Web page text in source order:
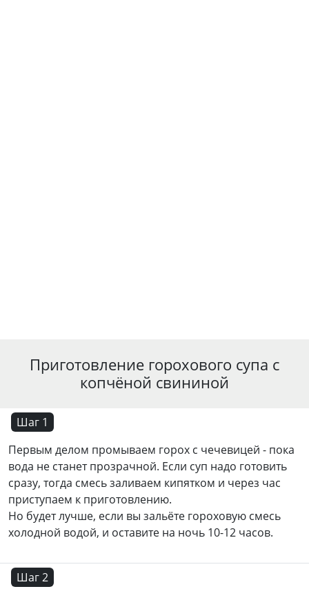
Приготовление горохового супа с
копчёной свининой
Шаг 1
Первым делом промываем горох с чечевицей - пока
вода не станет прозрачной. Если суп надо готовить
сразу, тогда смесь заливаем кипятком и через час
приступаем к приготовлению.
Но будет лучше, если вы зальёте гороховую смесь
холодной водой, и оставите на ночь 10-12 часов.
Шаг 2